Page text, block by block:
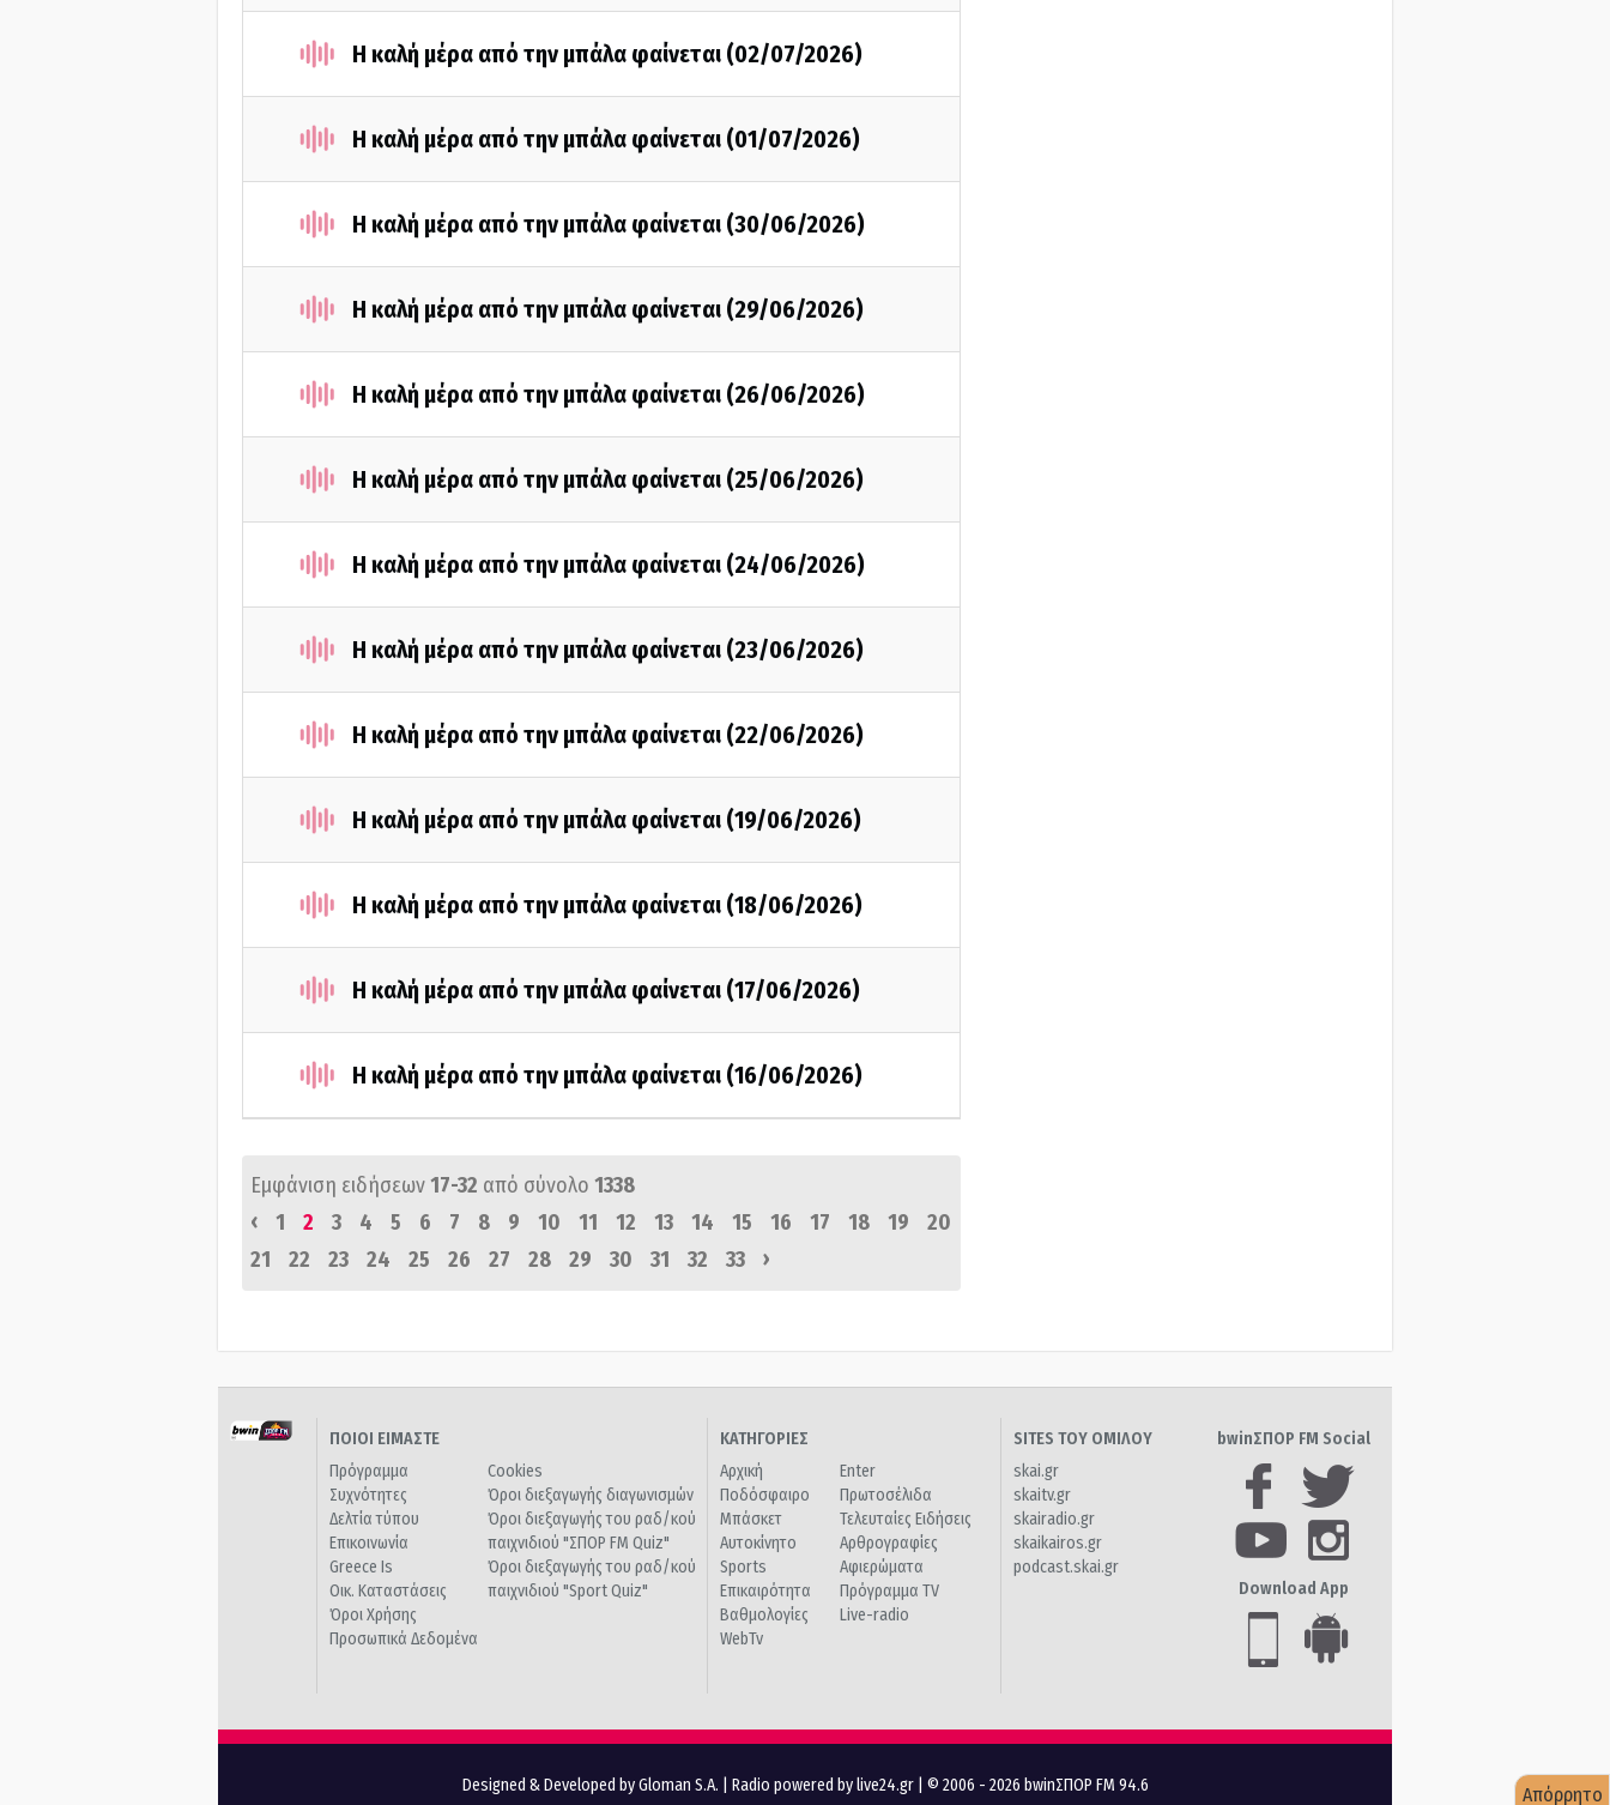
Η καλή μέρα από την μπάλα φαίνεται (02/07/2026)
Η καλή μέρα από την μπάλα φαίνεται (01/07/2026)
Η καλή μέρα από την μπάλα φαίνεται (30/06/2026)
Η καλή μέρα από την μπάλα φαίνεται (29/06/2026)
Η καλή μέρα από την μπάλα φαίνεται (26/06/2026)
Η καλή μέρα από την μπάλα φαίνεται (25/06/2026)
Η καλή μέρα από την μπάλα φαίνεται (24/06/2026)
Η καλή μέρα από την μπάλα φαίνεται (23/06/2026)
Η καλή μέρα από την μπάλα φαίνεται (22/06/2026)
Η καλή μέρα από την μπάλα φαίνεται (19/06/2026)
Η καλή μέρα από την μπάλα φαίνεται (18/06/2026)
Η καλή μέρα από την μπάλα φαίνεται (17/06/2026)
Η καλή μέρα από την μπάλα φαίνεται (16/06/2026)
Εμφάνιση ειδήσεων17-32 από σύνολο 1338
‹
1 2 3 4 5 6 7 8 9 10 11 12 13 14 15 16 17 18 19
20
21
22 23 24 25 26 27 28 29 30 31 32 33 ›
ΠΟΙΟΙ ΕΙΜΑΣΤΕ
Πρόγραμμα
Συχνότητες
Δελτία τύπου
Επικοινωνία
Greece Is
Οικ. Καταστάσεις
Όροι Χρήσης
Προσωπικά Δεδομένα
Cookies
Όροι διεξαγωγής διαγωνισμών
Όροι διεξαγωγής του ραδ/κού
παιχνιδιού "ΣΠΟΡ FM Quiz"
Όροι διεξαγωγής του ραδ/κού
παιχνιδιού "Sport Quiz"
ΚΑΤΗΓΟΡΙΕΣ
Αρχική
Ποδόσφαιρο
Μπάσκετ
Αυτοκίνητο
Sports
Επικαιρότητα
Βαθμολογίες
WebTv
Enter
Πρωτοσέλιδα
Τελευταίες Ειδήσεις
Αρθρογραφίες
Αφιερώματα
Πρόγραμμα TV
Live-radio
SITES ΤΟΥ ΟΜΙΛΟΥ
skai.gr
skaitv.gr
skairadio.gr
skaikairos.gr
podcast.skai.gr
bwinΣΠΟΡ FM Social
Download App
Designed & Developed by Gloman S.A. Radio powered by live24.gr | © 2006 - 2026 bwinΣΠΟΡ FM 94.6 Απόρρητο